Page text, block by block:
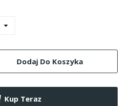
Dodaj Do Koszyka
Kup Teraz